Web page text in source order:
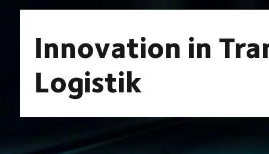
Innovation in
Logistik